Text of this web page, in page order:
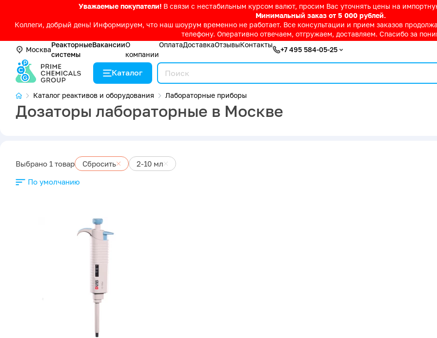
Уважаемые покупатели! В связи с нестабильным курсом валют, просим Вас уточнять цены на
Минимальный заказ от 5 000 рублей.
Коллеги, добрый день! Информируем, что наш шоурум временно не работает. Все консультации и прием заказов
телефону. Оперативно отвечаем, отгружаем, доставляем. Спасибо за
Москва
Реакторные
системы
ВакансииО
компании
ОплатаДоставкаОтзывыКонтакты
+7 495 584-05-25
Каталог
Каталог реактивов и оборудования
Лабораторные приборы
Дозаторы лабораторные в Москве
Выбрано 1 товар Сбросить 2-10 мл
По умолчанию